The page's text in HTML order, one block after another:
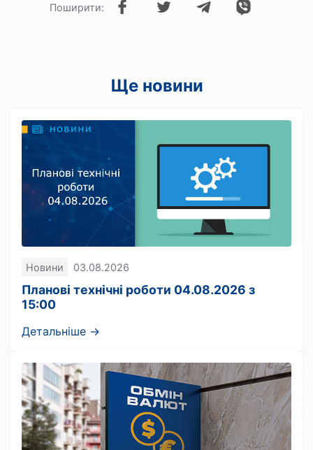
Поширити:
Ще новини
Новини 03.08.2026
Планові технічні роботи 04.08.2026 з
15:00
Детальніше →